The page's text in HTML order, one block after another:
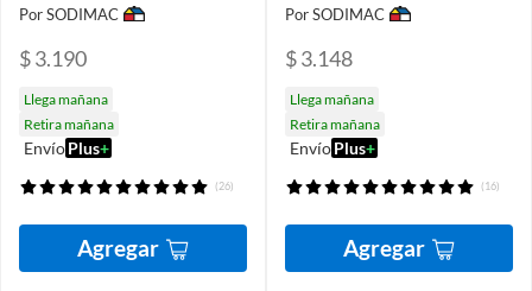
Por SODIMAC
$ 3.190
Llega mañana
Retira mañana
EnvíoPlus+
(26)
Agregar
Por SODIMAC
$ 3.148
Llega mañana
Retira mañana
EnvíoPlus+
(16)
Agregar